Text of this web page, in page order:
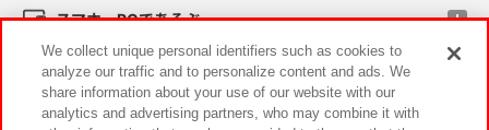
スマホ・PCであそぶ
イベント・キャンペーン
We collect unique personal identifiers such as cookies to
analyze our traffic and to personalize content and ads. We
share information about your use of our website with our
analytics and advertising partners, who may combine it with